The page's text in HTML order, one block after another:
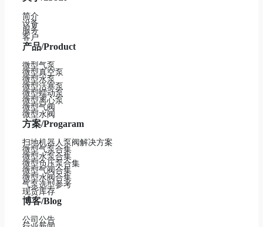
简介
设备
服务
客户
产品/Product
微型气泵
微型真空泵
微型水泵
微型活塞泵
微型蠕动泵
微型离心泵
微型气阀
微型水阀
方案/Progaram
扫地机器人泵阀解决方案
微型气泵合集
微型水泵合集
微型负压泵合集
微型气阀合集
微型水阀合集
气泵选型参考
现货库存
博客/Blog
公司公告